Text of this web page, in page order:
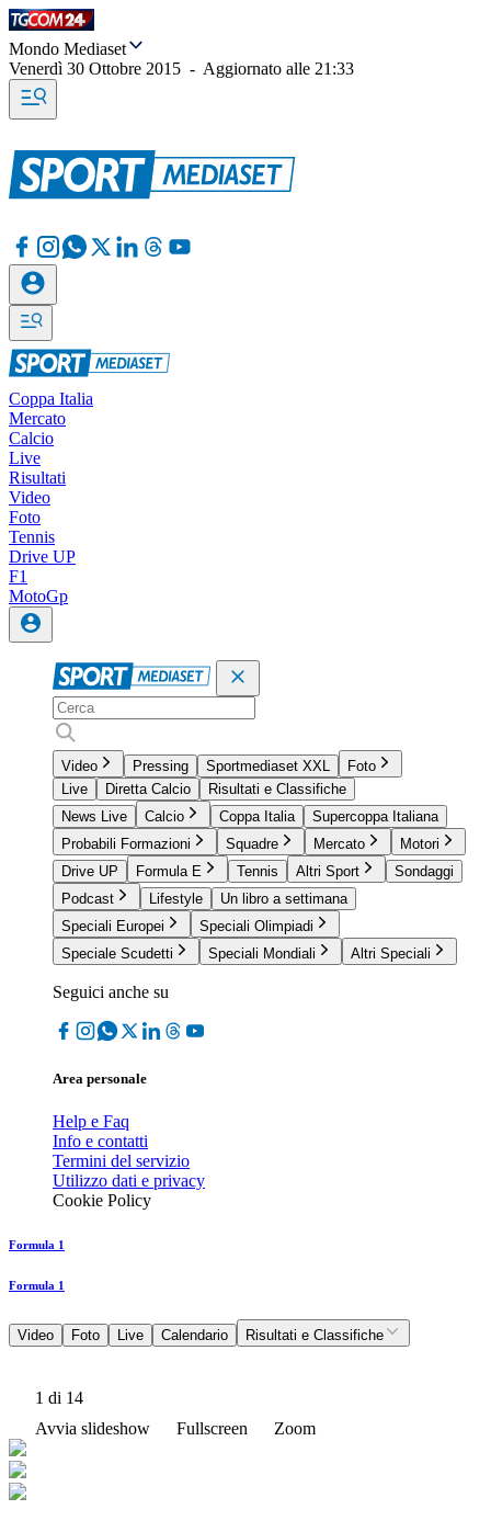
Mondo Mediaset
Venerdì 30 Ottobre 2015 - Aggiornato alle 21:33
Coppa Italia
Mercato
Calcio
Live
Risultati
Video
Foto
Tennis
Drive UP
F1
MotoGp
Video Pressing Sportmediaset XXL
Foto
Live
Diretta Calcio
Risultati e Classifiche
News Live
Calcio Coppa Italia
Supercoppa Italiana
Probabili Formazioni
Squadre Mercato
Motori
Drive UP
Formula E Tennis Altri Sport
Sondaggi
Podcast
Lifestyle
Un libro a settimana
Speciali Europei
Speciali Olimpiadi
Speciale Scudetti
Speciali Mondiali Altri Speciali
Seguici anche su
Area personale
Help e Faq
Info e contatti
Termini del servizio
Utilizzo dati e privacy
Cookie Policy
Formula 1
Formula 1
Video Foto Live Calendario Risultati e Classifiche
1 di 14
Avvia slideshow
Fullscreen Zoom